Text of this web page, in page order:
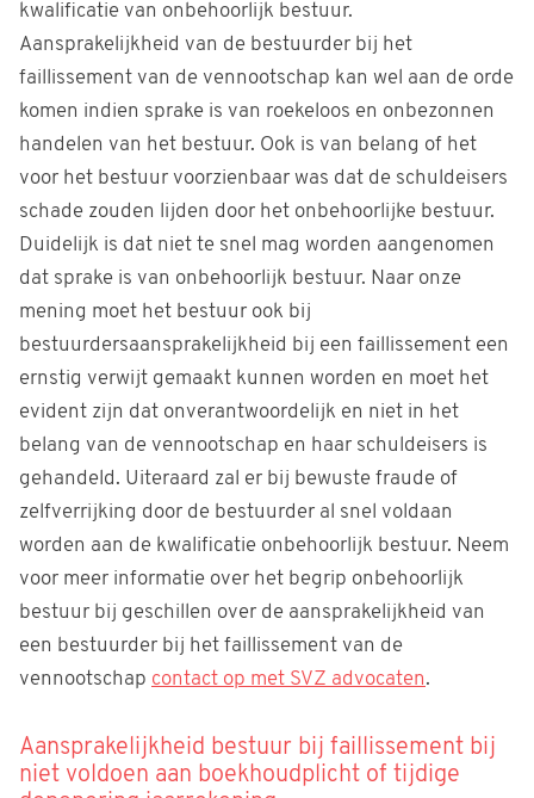
kwalificatie van onbehoorlijk bestuur.
Aansprakelijkheid van de bestuurder bij het
faillissement van de vennootschap kan wel aan de orde
komen indien sprake is van roekeloos en onbezonnen
handelen van het bestuur. Ook is van belang of het
voor het bestuur voorzienbaar was dat de schuldeisers
schade zouden lijden door het onbehoorlijke bestuur.
Duidelijk is dat niet te snel mag worden aangenomen
dat sprake is van onbehoorlijk bestuur. Naar onze
mening moet het bestuur ook bij
bestuurdersaansprakelijkheid bij een faillissement een
ernstig verwijt gemaakt kunnen worden en moet het
evident zijn dat onverantwoordelijk en niet in het
belang van de vennootschap en haar schuldeisers is
gehandeld. Uiteraard zal er bij bewuste fraude of
zelfverrijking door de bestuurder al snel voldaan
worden aan de kwalificatie onbehoorlijk bestuur. Neem
voor meer informatie over het begrip onbehoorlijk
bestuur bij geschillen over de aansprakelijkheid van
een bestuurder bij het faillissement van de
vennootschap contact op met SVZ advocaten.
Aansprakelijkheid bestuur bij faillissement bij
niet voldoen aan boekhoudplicht of tijdige